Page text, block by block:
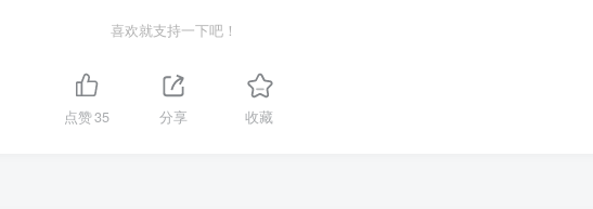
喜欢就支持一下吧！
点赞35 分享 收藏